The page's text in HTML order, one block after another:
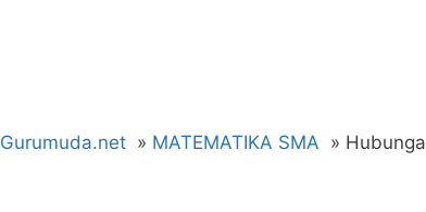
Gurumuda.net MATEMATIKA SMA